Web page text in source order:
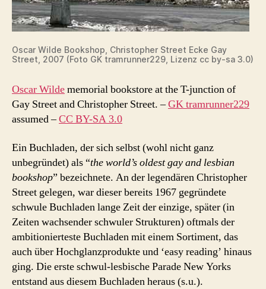
Oscar Wilde Bookshop, Christopher Street Ecke Gay
Street, 2007 (Foto GK tramrunner229, Lizenz cc by-sa 3.0)
Oscar Wildememorial bookstore at the T-junction of
Gay Street and Christopher Street.–GK tramrunner229
assumed–CC BY-SA 3.0
Ein Buchladen, der sich selbst (wohl nicht ganz
unbegründet) als “the world’s oldest gay and lesbian
bookshop” bezeichnete. An der legendären Christopher
Street gelegen, war dieser bereits 1967 gegründete
schwule Buchladen lange Zeit der einzige, später (in
Zeiten wachsender schwuler Strukturen) oftmals der
ambitionierteste Buchladen mit einem Sortiment, das
auch über Hochglanzprodukte und ‘easy reading’ hinaus
ging. Die erste schwul-lesbische Parade New Yorks
entstand aus diesem Buchladen heraus (s.u.).